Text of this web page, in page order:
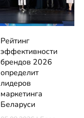
Рейтинг
эффективности
брендов 2026
определит
лидеров
маркетинга
Беларуси